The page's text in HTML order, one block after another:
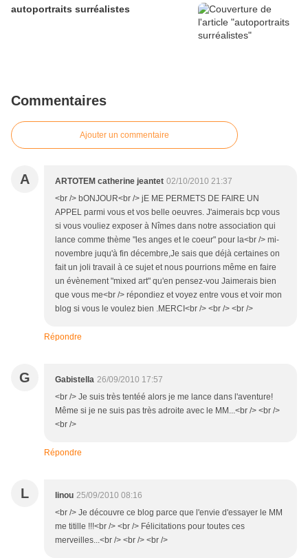
autoportraits surréalistes
Commentaires
Ajouter un commentaire
A ARTOTEM catherine jeantet 02/10/2010 21:37
<br /> bONJOUR<br /> jE ME PERMETS DE FAIRE UN
APPEL parmi vous et vos belle oeuvres. J'aimerais bcp vous
si vous vouliez exposer à Nîmes dans notre association qui
lance comme thème "les anges et le coeur" pour la<br /> mi-
novembre juqu'à fin décembre,Je sais que déjà certaines on
fait un joli travail à ce sujet et nous pourrions même en faire
un évènement "mixed art" qu'en pensez-vou Jaimerais bien
que vous me<br /> répondiez et voyez entre vous et voir mon
blog si vous le voulez bien .MERCI<br /> <br /> <br />
Répondre
G Gabistella 26/09/2010 17:57
<br /> Je suis très tentéé alors je me lance dans l'aventure!
Même si je ne suis pas très adroite avec le MM...<br /> <br />
<br />
Répondre
L linou 25/09/2010 08:16
<br /> Je découvre ce blog parce que l'envie d'essayer le MM
me titille !!!<br /> <br /> Félicitations pour toutes ces
merveilles...<br /> <br /> <br />